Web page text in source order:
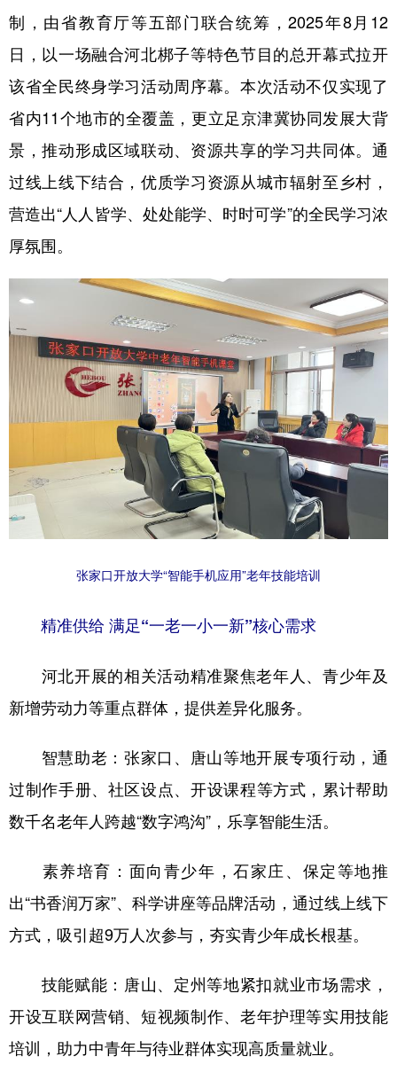
公益 一带一路 亚太网 上市公司
地方频道
北京 天津 河北 山西
辽宁 吉林 上海 江苏
浙江
河南 湖南
广西 海南 重庆
四川 贵州 云南 西藏
甘肃 青海 宁夏
内蒙古 黑龙江
多语种频道
Русский язык 日本語
Deutsch Português
制，由省教育厅等五部门联合统筹，2025年8月12
日，以一场融合河北梆子等特色节目的总开幕式拉开
该省全民终身学习活动周序幕。本次活动不仅实现了
省内11个地市的全覆盖，更立足京津冀协同发展大背
景，推动形成区域联动、资源共享的学习共同体。通
过线上线下结合，优质学习资源从城市辐射至乡村，
营造出“人人皆学、处处能学、时时可学”的全民学习浓
厚氛围。
张家口开放大学“智能手机应用”老年技能培训
精准供给 满足“一老一小一新”核心需求
河北开展的相关活动精准聚焦老年人、青少年及
新增劳动力等重点群体，提供差异化服务。
智慧助老：张家口、唐山等地开展专项行动，通
过制作手册、社区设点、开设课程等方式，累计帮助
数千名老年人跨越“数字鸿沟”，乐享智能生活。
素养培育：面向青少年，石家庄、保定等地推
出“书香润万家”、科学讲座等品牌活动，通过线上线下
方式，吸引超9万人次参与，夯实青少年成长根基。
技能赋能：唐山、定州等地紧扣就业市场需求，
开设互联网营销、短视频制作、老年护理等实用技能
培训，助力中青年与待业群体实现高质量就业。